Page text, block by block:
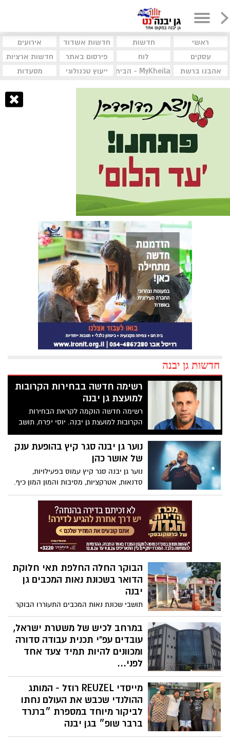
ראשי חדשות חדשות אשדוד
אירועים
עסקים
לוח פירסום באתר
חדשות ארציות
אהבנו ברשת
MyKheila - הבית לעסקים וקהילות ייעוץ טכנולוגי מסעדות
חדשות גן יבנה
רשימה חדשה בבחירות הקרובות
למועצת גן יבנה
רשימה חדשה הוקמה לקראת הבחירות
הקרובות למועצת גן יבנה. יוסי יפרח, תושב
היישוב, הודיע כי ירוץ בבחירות הקרובות
למועצת היישוב. הוא שואף לתרום ליישוב
מתוך תחושת שליחות אמיתית וכנה והציג לגן
יבנה נט את חזונו ורשימתו>>>
נוער גן יבנה סגר קיץ בהופעת ענק
של אושר כהן
נוער גן יבנה סגר קיץ עמוס בפעילויות,
סדנאות, אטרקציות, מסיבות והמון המון כיף.
הקיץ עמוס האירועים לנוער נסגר בהופעת
ענק של אושר כהן.
הבוקר החלה החלפת תאי חלוקת
הדואר בשכונת נאות המכבים גן
יבנה
תושבי שכונת נאות המכבים התעוררו הבוקר
ליום היסטורי. מהיום, בעקבות תהליך
התייעלות של חברת הדואר, עפ"י הדוברות,
יצטרכו התושבים להגיע למרכז תאי חלוקת
הדואר, שברחוב החשמונאים, לקבל תא
חלוקה שונה. תושבים רבים מתרעמים על
המהלך, אבל מצאנו אותם עומדים בתור, הלא
במרחב לכיש של משטרת ישראל,
עובדים עפ"י תכנית עבודה סדורה
ומכוונים להיות תמיד צעד אחד
לפני...
במרחב לכיש, אליו שייכת גם גן יבנה, אחוז
איוש התקנים, הוא הגבוה בארץ, ועומד על
95%. "עם זאת", אומרים לנו בדוברות מרחב
לכיש, "היעד שלנו גבוה יותר"
מייסדי REUZEL רוזל - המותג
ההולנדי שכבש את העולם נחתו
לביקור מיוחד במספרת ״ברנרד
ברבר שופ״ בגן יבנה
ביום שישי האחרון גן יבנה עלתה למפה